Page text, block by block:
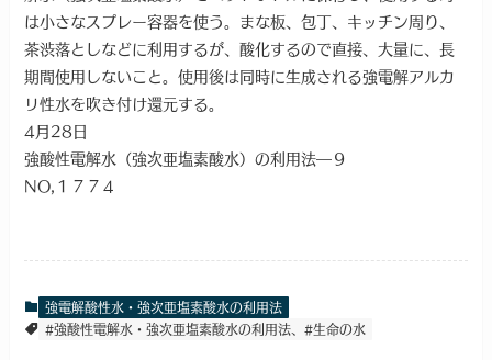
は小さなスプレー容器を使う。まな板、包丁、キッチン周り、
茶渋落としなどに利用するが、酸化するので直接、大量に、長
期間使用しないこと。使用後は同時に生成される強電解アルカ
リ性水を吹き付け還元する。
4月28日
強酸性電解水（強次亜塩素酸水）の利用法―９
NO,１７７４
強電解酸性水・強次亜塩素酸水の利用法
#強酸性電解水・強次亜塩素酸水の利用法、#生命の水